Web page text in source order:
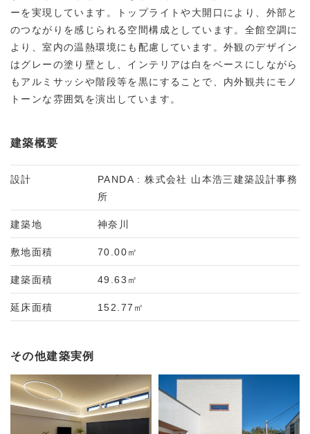
ーを実現しています。トップライトや大開口により、外部と
のつながりを感じられる空間構成としています。全館空調に
より、室内の温熱環境にも配慮しています。外観のデザイン
はグレーの塗り壁とし、インテリアは白をベースにしながら
もアルミサッシや階段等を黒にすることで、内外観共にモノ
トーンな雰囲気を演出しています。
建築概要
設計
PANDA : 株式会社 山本浩三建築設計事務
所
建築地 神奈川
敷地面積 70.00㎡
建築面積 49.63㎡
延床面積 152.77㎡
その他建築実例